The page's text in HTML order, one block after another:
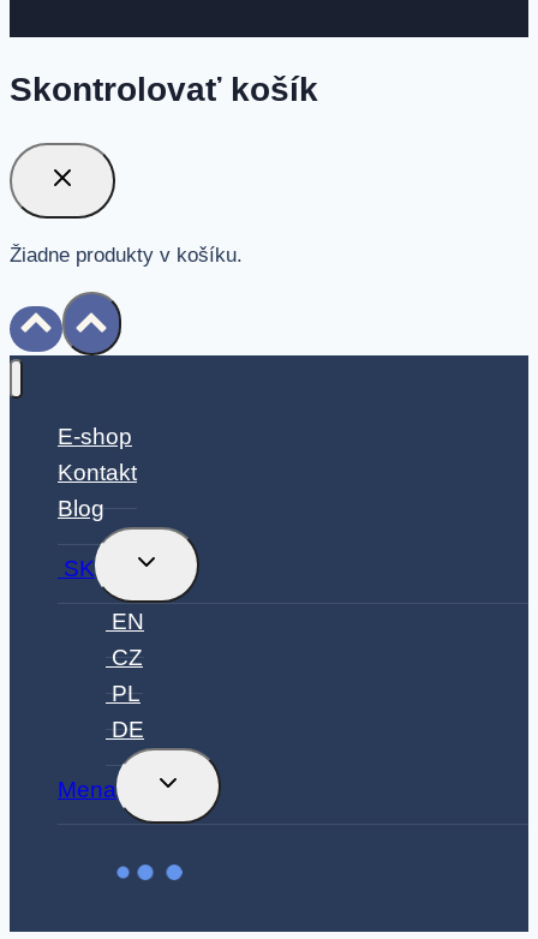
Skontrolovať košík
Žiadne produkty v košíku.
E-shop
Kontakt
Blog
SK
Prepnúť
podmenu
EN
CZ
PL
DE
Mena
Prepnúť
podmenu